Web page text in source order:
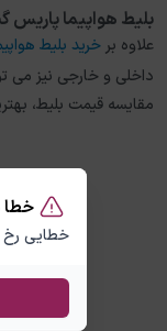
خطا
خطایی رخ
بلیط هواپیما پاریس
علاوه بر خرید بلیط
داخلی و خارجی نیز می
مقایسه قیمت بلیط،